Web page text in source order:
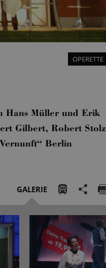
OPERETTE
Hans Müller und Erik
Gilbert, Robert Stolz
Berlin
GALERIE